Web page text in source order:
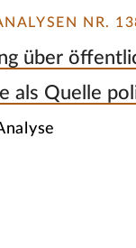
NR.
über
als Quelle